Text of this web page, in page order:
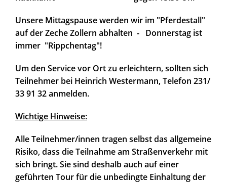
Unsere Mittagspause werden wir im "Pferdestall"
auf der Zeche Zollern abhalten - Donnerstag ist
immer "Rippchentag"!
Um den Service vor Ort zu erleichtern, sollten sich
Teilnehmer bei Heinrich Westermann, Telefon 231/
33 91 32 anmelden.
Wichtige Hinweise:
Alle Teilnehmer/innen tragen selbst das allgemeine
Risiko, dass die Teilnahme am Straßenverkehr mit
sich bringt. Sie sind deshalb auch auf einer
geführten Tour für die unbedingte Einhaltung der